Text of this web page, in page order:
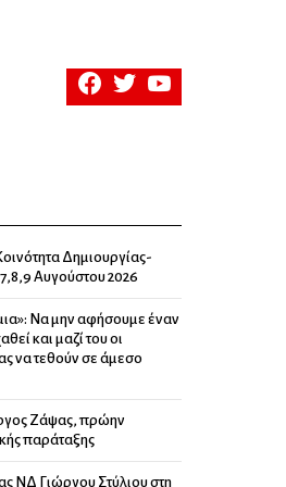
facebooktwitteryoutube
Δημιουργίας-
Αυγούστου 2026
Να μην αφήσουμε έναν
και μαζί του οι
να τεθούν σε άμεσο
Ζάψας, πρώην
παράταξης
ΝΔ Γιώργου Στύλιου στη